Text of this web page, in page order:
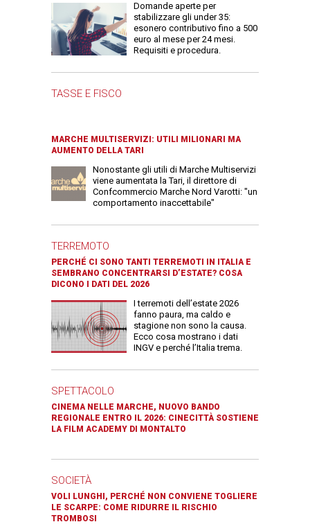
Domande aperte per
stabilizzare gli under 35:
esonero contributivo fino a 500
euro al mese per 24 mesi.
Requisiti e procedura.
TASSE E FISCO
MARCHE MULTISERVIZI: UTILI MILIONARI MA
AUMENTO DELLA TARI
Nonostante gli utili di Marche Multiservizi
viene aumentata la Tari, il direttore di
Confcommercio Marche Nord Varotti: "un
comportamento inaccettabile"
TERREMOTO
PERCHÉ CI SONO TANTI TERREMOTI IN ITALIA E
SEMBRANO CONCENTRARSI D’ESTATE? COSA
DICONO I DATI DEL 2026
I terremoti dell’estate 2026
fanno paura, ma caldo e
stagione non sono la causa.
Ecco cosa mostrano i dati
INGV e perché l’Italia trema.
SPETTACOLO
CINEMA NELLE MARCHE, NUOVO BANDO
REGIONALE ENTRO IL 2026: CINECITTÀ SOSTIENE
LA FILM ACADEMY DI MONTALTO
SOCIETÀ
VOLI LUNGHI, PERCHÉ NON CONVIENE TOGLIERE
LE SCARPE: COME RIDURRE IL RISCHIO
TROMBOSI